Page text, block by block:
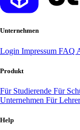
Unternehmen
Login Impressum FAQ
Produkt
Für Studierende Für
Unternehmen Für
Help